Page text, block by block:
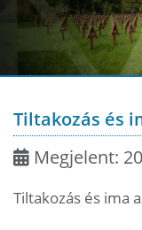
Tiltakozás és
Megjelent:
Tiltakozás és ima